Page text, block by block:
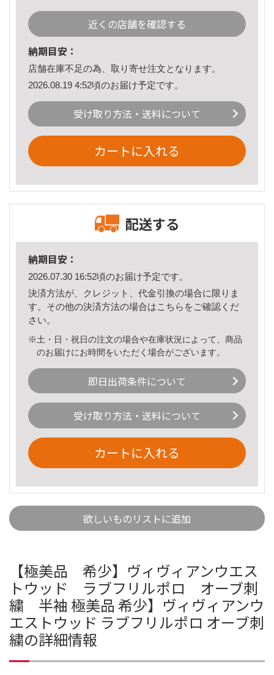
近くの店舗を確認する
納期目安：
店舗在庫不足の為、取り寄せ注文となります。
2026.08.19 4:52頃のお届け予定です。
受け取り方法・送料について
カートに入れる
配送する
納期目安：
2026.07.30 16:52頃のお届け予定です。
決済方法が、クレジット、代金引換の場合に限りま
す。その他の決済方法の場合はこちら をご確認くだ
さい。
※土・日・祝日の注文の場合や在庫状況によって、商品
のお届けにお時間をいただく場合がございます。
即日出荷条件について
受け取り方法・送料について
カートに入れる
欲しいものリストに追加
【極美品 希少】ヴィヴィアンウエス
トウッド ラブフリルポロ オーブ刺
繍 半袖 極美品 希少】ヴィヴィアンウ
エストウッド ラブフリルポロ オーブ刺
繍の詳細情報